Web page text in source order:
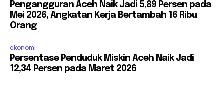
Pengangguran Aceh Naik Jadi 5,89 Persen pada
Mei 2026, Angkatan Kerja Bertambah 16 Ribu
Orang
ekonomi
Persentase Penduduk Miskin Aceh Naik Jadi
12,34 Persen pada Maret 2026